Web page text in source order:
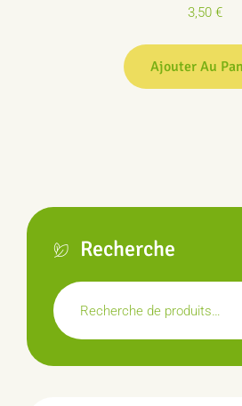
3,50 €
Ajouter Au
Recherche
Recherche
pour :